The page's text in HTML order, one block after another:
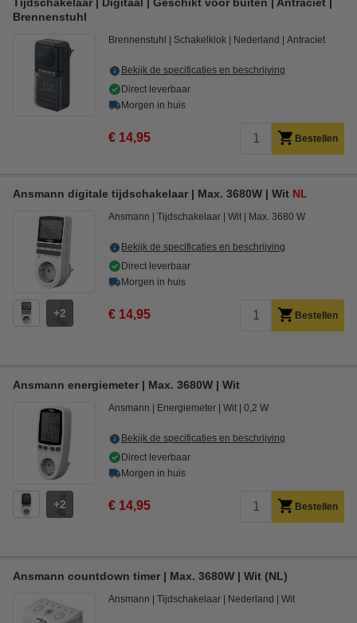
Brennenstuhl
Brennenstuhl Schakelklok Nederland Antraciet
Bekijk de specificaties en beschrijving
Direct leverbaar
Morgen in huis
€ 14,95 Bestellen
Ansmann digitale tijdschakelaar | Max. 3680W | Wit NL
2
Ansmann Tijdschakelaar Wit Max. 3680 W
Bekijk de specificaties en beschrijving
Direct leverbaar
Morgen in huis
€ 14,95 Bestellen
Ansmann energiemeter | Max. 3680W | Wit
2
Ansmann Energiemeter Wit 0,2 W
Bekijk de specificaties en beschrijving
Direct leverbaar
Morgen in huis
€ 14,95 Bestellen
Ansmann countdown timer | Max. 3680W | Wit (NL)
Ansmann Tijdschakelaar Nederland Wit